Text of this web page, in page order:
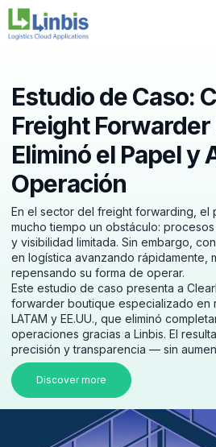
Estudio de Caso:
Freight
Eliminó el Papel y
Operación
En el sector del freight forwarding, el
mucho tiempo un obstáculo:
y visibilidad limitada. Sin embargo,
en logística avanzando rápidamente,
repensando su forma de operar.
Este estudio de caso presenta a
forwarder boutique especializado en
LATAM y EE.UU., que eliminó
operaciones gracias a Linbis. El
precisión y transparencia — sin
Discover more